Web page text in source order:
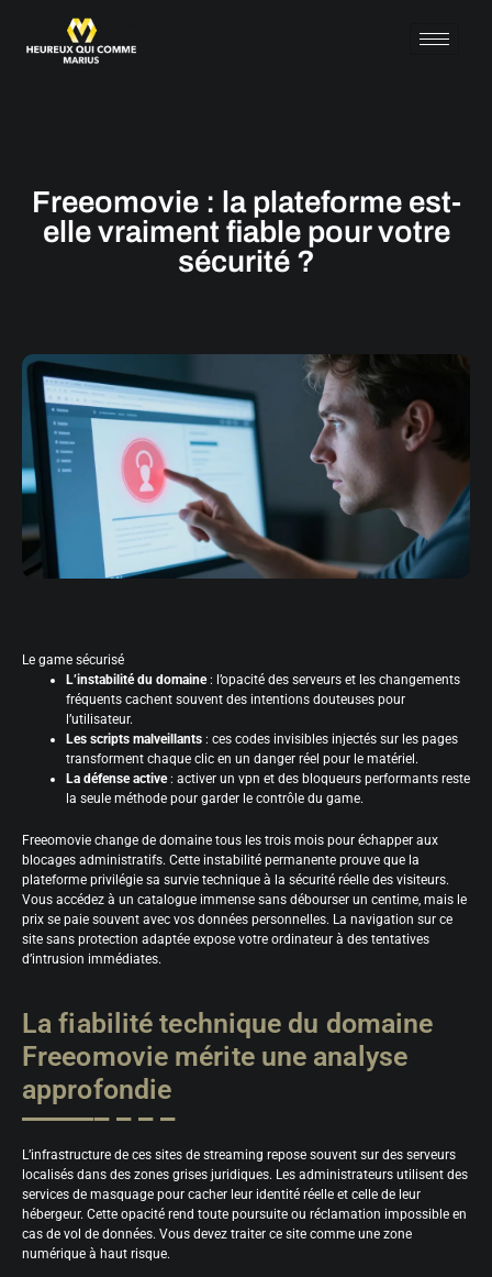
Freeomovie : la plateforme est-
elle vraiment fiable pour votre
sécurité ?
Le game sécurisé
L’instabilité du domaine: l’opacité des serveurs et les changements
fréquents cachent souvent des intentions douteuses pour
l’utilisateur.
Les scripts malveillants : ces codes invisibles injectés sur les pages
transforment chaque clic en un danger réel pour le matériel.
La défense active: activer un vpn et des bloqueurs performants reste
la seule méthode pour garder le contrôle du game.
Freeomovie change de domaine tous les trois mois pour échapper aux
blocages administratifs. Cette instabilité permanente prouve que la
plateforme privilégie sa survie technique à la sécurité réelle des visiteurs.
Vous accédez à un catalogue immense sans débourser un centime, mais le
prix se paie souvent avec vos données personnelles. La navigation sur ce
site sans protection adaptée expose votre ordinateur à des tentatives
d’intrusion immédiates.
La fiabilité technique du domaine
Freeomovie mérite une analyse
approfondie
L’infrastructure de ces sites de streaming repose souvent sur des serveurs
localisés dans des zones grises juridiques. Les administrateurs utilisent des
services de masquage pour cacher leur identité réelle et celle de leur
hébergeur. Cette opacité rend toute poursuite ou réclamation impossible en
cas de vol de données. Vous devez traiter ce site comme une zone
numérique à haut risque.